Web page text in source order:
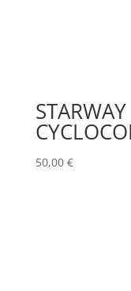
STARWAY
50,00 €